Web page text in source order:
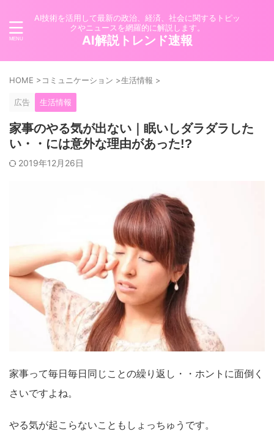
AI技術を活用して最新の政治、経済、社会に関するトピッ
クやニュースを網羅的に解説します。
AI解説トレンド速報
HOME >コミュニケーション >生活情報 >
広告 生活情報
家事のやる気が出ない｜眠いしダラダラした
い・・には意外な理由があった!?
2019年12月26日
家事って毎日毎日同じことの繰り返し・・ホントに面倒く
さいですよね。
やる気が起こらないこともしょっちゅうです。